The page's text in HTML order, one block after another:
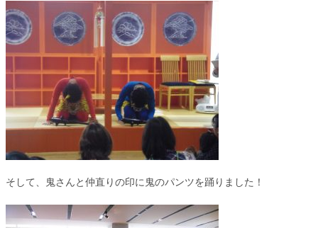
そして、鬼さんと仲直りの印に鬼のパンツを踊りました！